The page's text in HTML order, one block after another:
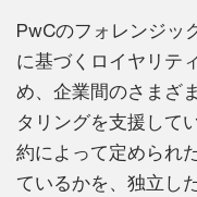
PwCのフォレンジッ
に基づくロイヤリテ
め、企業間のさまざ
タリングを支援して
約によって定められ
ているかを、独立し